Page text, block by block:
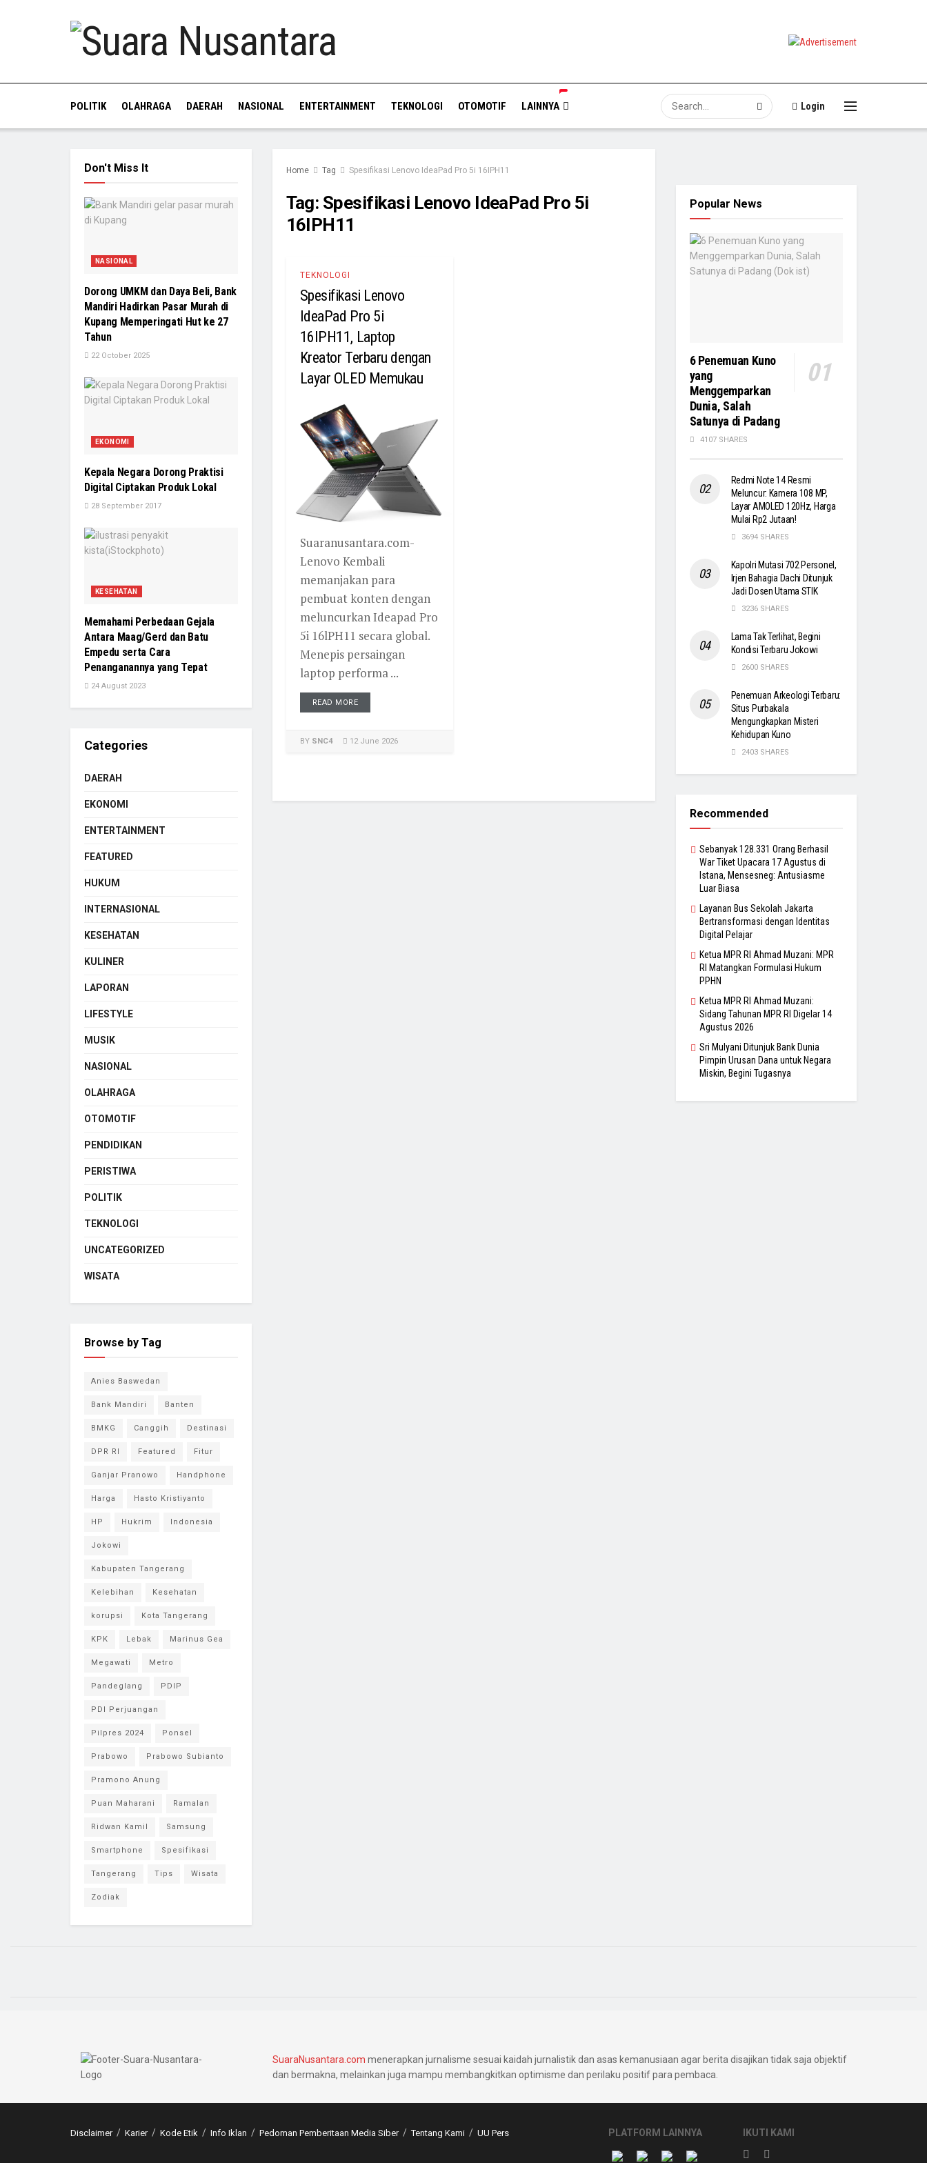
POLITIK OLAHRAGA DAERAH NASIONAL ENTERTAINMENT TEKNOLOGI OTOMOTIF LAINNYA Login
Home Tag Spesifikasi Lenovo IdeaPad Pro 5i 16IPH11
Tag: Spesifikasi Lenovo IdeaPad Pro 5i
16IPH11
TEKNOLOGI
Spesifikasi Lenovo
IdeaPad Pro 5i
16IPH11, Laptop
Kreator Terbaru dengan
Layar OLED Memukau
Suaranusantara.com-
Lenovo Kembali
memanjakan para
pembuat konten dengan
meluncurkan Ideapad Pro
5i 16lPH11 secara global.
Menepis persaingan
laptop performa ...
READ MORE
BY SNC4 12 June 2026
Don't Miss It
NASIONAL
Dorong UMKM dan Daya Beli, Bank
Mandiri Hadirkan Pasar Murah di
Kupang Memperingati Hut ke 27
Tahun
22 October 2025
EKONOMI
Kepala Negara Dorong Praktisi
Digital Ciptakan Produk Lokal
28 September 2017
KESEHATAN
Memahami Perbedaan Gejala
Antara Maag/Gerd dan Batu
Empedu serta Cara
Penanganannya yang Tepat
24 August 2023
Categories
DAERAH
EKONOMI
ENTERTAINMENT
FEATURED
HUKUM
INTERNASIONAL
KESEHATAN
KULINER
LAPORAN
LIFESTYLE
MUSIK
NASIONAL
OLAHRAGA
OTOMOTIF
PENDIDIKAN
PERISTIWA
POLITIK
TEKNOLOGI
UNCATEGORIZED
WISATA
Browse by Tag
Anies Baswedan
Bank Mandiri Banten
BMKG Canggih Destinasi
DPR RI Featured Fitur
Ganjar Pranowo Handphone
Harga Hasto Kristiyanto
HP Hukrim Indonesia
Jokowi
Kabupaten Tangerang
Kelebihan Kesehatan
korupsi Kota Tangerang
KPK Lebak Marinus Gea
Megawati Metro
Pandeglang PDIP
PDI Perjuangan
Pilpres 2024 Ponsel
Prabowo Prabowo Subianto
Pramono Anung
Puan Maharani Ramalan
Ridwan Kamil Samsung
Smartphone Spesifikasi
Tangerang Tips Wisata
Zodiak
Popular News
6 Penemuan Kuno
yang
Menggemparkan
Dunia, Salah
Satunya di Padang
4107 SHARES
Redmi Note 14 Resmi
Meluncur: Kamera 108 MP,
Layar AMOLED 120Hz, Harga
Mulai Rp2 Jutaan!
3694 SHARES
Kapolri Mutasi 702 Personel,
Irjen Bahagia Dachi Ditunjuk
Jadi Dosen Utama STIK
3236 SHARES
Lama Tak Terlihat, Begini
Kondisi Terbaru Jokowi
2600 SHARES
Penemuan Arkeologi Terbaru:
Situs Purbakala
Mengungkapkan Misteri
Kehidupan Kuno
2403 SHARES
Recommended
Sebanyak 128.331 Orang Berhasil
War Tiket Upacara 17 Agustus di
Istana, Mensesneg: Antusiasme
Luar Biasa
Layanan Bus Sekolah Jakarta
Bertransformasi dengan Identitas
Digital Pelajar
Ketua MPR RI Ahmad Muzani: MPR
RI Matangkan Formulasi Hukum
PPHN
Ketua MPR RI Ahmad Muzani:
Sidang Tahunan MPR RI Digelar 14
Agustus 2026
Sri Mulyani Ditunjuk Bank Dunia
Pimpin Urusan Dana untuk Negara
Miskin, Begini Tugasnya
SuaraNusantara.com menerapkan jurnalisme sesuai kaidah jurnalistik dan asas kemanusiaan agar berita disajikan tidak saja objektif
dan bermakna, melainkan juga mampu membangkitkan optimisme dan perilaku positif para pembaca.
Disclaimer Karier Kode Etik Info Iklan Pedoman Pemberitaan Media Siber Tentang Kami UU Pers PLATFORM LAINNYA IKUTI KAMI